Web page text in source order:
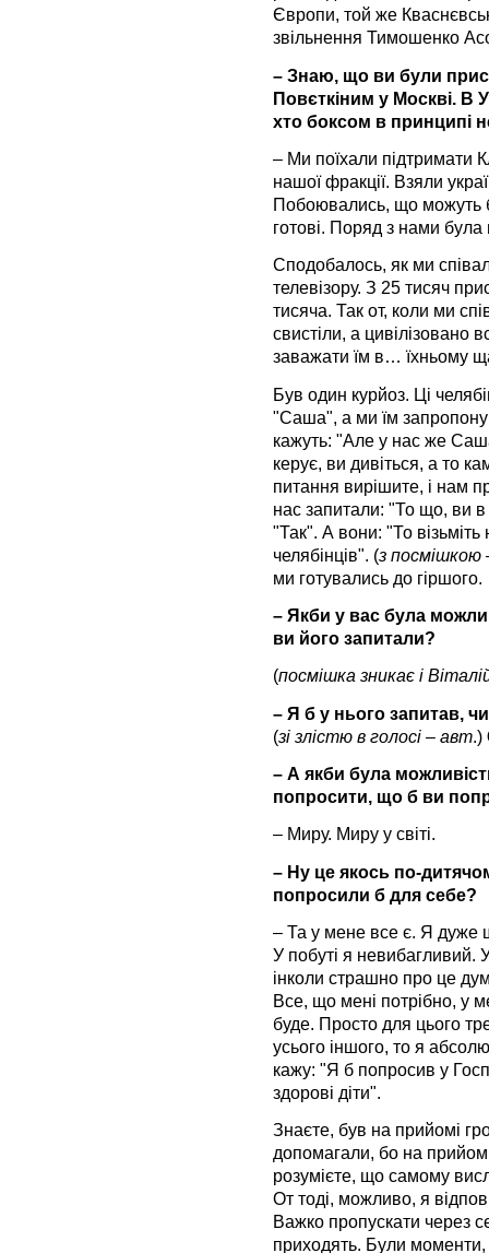
Європи, той же
звільнення Тимошенко
– Знаю, що ви були
Повєткіним у Москві. В
хто боксом в принципі
– Ми поїхали підтримати
нашої фракції. Взяли
Побоювались, що можуть
готові. Поряд з нами була
Сподобалось, як ми
телевізору. З 25 тисяч
тисяча. Так от, коли ми
свистіли, а цивілізовано
заважати їм в… їхньому
Був один курйоз. Ці
"Саша", а ми їм
кажуть: "Але у нас же
керує, ви дивіться, а то
питання вирішите, і нам
нас запитали: "То що, ви
"Так". А вони: "То
челябінців". (з посмішкою
ми готувались до гіршого.
– Якби у вас була
ви його запитали?
(посмішка зникає і
– Я б у нього запитав,
(зі злістю в голосі – авт.)
– А якби була
попросити, що б ви
– Миру. Миру у світі.
– Ну це якось по-
попросили б для себе?
– Та у мене все є. Я дуже
У побуті я невибагливий.
інколи страшно про це
Все, що мені потрібно, у
буде. Просто для цього
усього іншого, то я
кажу: "Я б попросив у
здорові діти".
Знаєте, був на прийомі
допомагали, бо на
розумієте, що самому
От тоді, можливо, я
Важко пропускати через
приходять. Були